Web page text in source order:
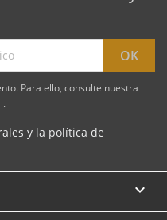
Para ello, consulte nuestra
y la política de
